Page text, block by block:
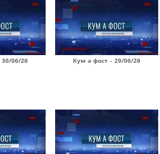
06/26 Кум а фост - 29/06/26